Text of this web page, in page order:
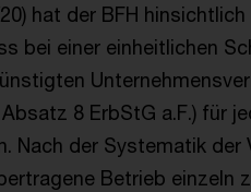
hat der BFH
bei einer einheitlichen
8 ErbStG a.F.) für
Nach der Systematik der
Betrieb einzeln